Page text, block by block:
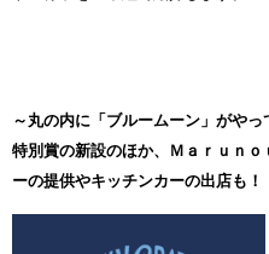
～丸の内に「ブルームーン」がやっ
特別賞の新設のほか、Ｍａｒｕｎ
ーの提供やキッチンカーの出店も！